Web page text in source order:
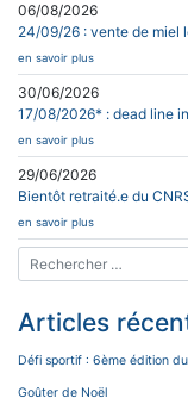
06/08/2026
24/09/26 : vente de miel
en savoir plus
30/06/2026
17/08/2026* : dead line
en savoir plus
29/06/2026
Bientôt retraité.e du
en savoir plus
Articles
Défi sportif : 6ème édition
Goûter de Noël